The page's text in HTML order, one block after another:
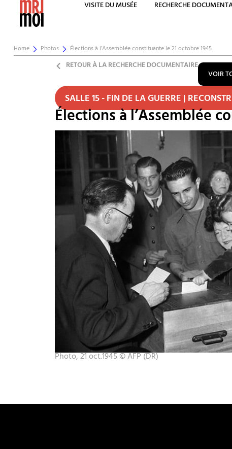
VISITE DU MUSÉE RECHERCHE
Home Photos Élections à l’Assemblée constituante le 21 octobre 1945.
RETOUR À LA RECHERCHE DOCUMENTAIRE
VOIR
SALLE 15 - FIN DE LA GUERRE |
Élections à l’Assemblée
Photo, 21 oct.1945 © AFP (DR)